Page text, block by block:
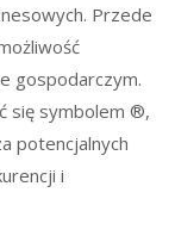
Przede
gospodarczym.
się symbolem ®,
potencjalnych
i